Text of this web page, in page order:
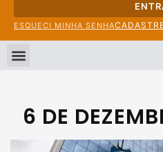
ESQUECI MINHA SENHA
6 DE